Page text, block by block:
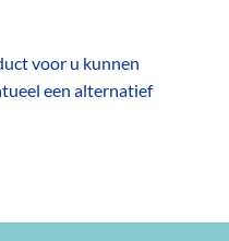
voor u kunnen
een alternatief